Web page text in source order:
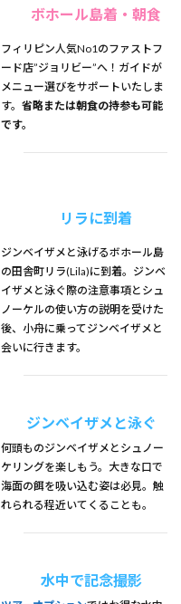
ボホール島着・朝食
フィリピン人気No1のファストフ
ード店”ジョリビー”へ！ガイドが
メニュー選びをサポートいたしま
す。 省略または朝食の持参も可能
です。
リラに到着
ジンベイザメと泳げるボホール島
の田舎町リラ(Lila)に到着。ジンベ
イザメと泳ぐ際の注意事項とシュ
ノーケルの使い方の説明を受けた
後、小舟に乗ってジンベイザメと
会いに行きます。
ジンベイザメと泳ぐ
何頭ものジンベイザメとシュノー
ケリングを楽しもう。大きな口で
海面の餌を吸い込む姿は必見。触
れられる程近いてくることも。
水中で記念撮影